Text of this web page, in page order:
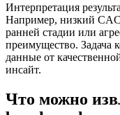
Интерпретация
Например, низкий CAC
ранней стадии или
преимущество. Задача
данные от
инсайт.
Что можно